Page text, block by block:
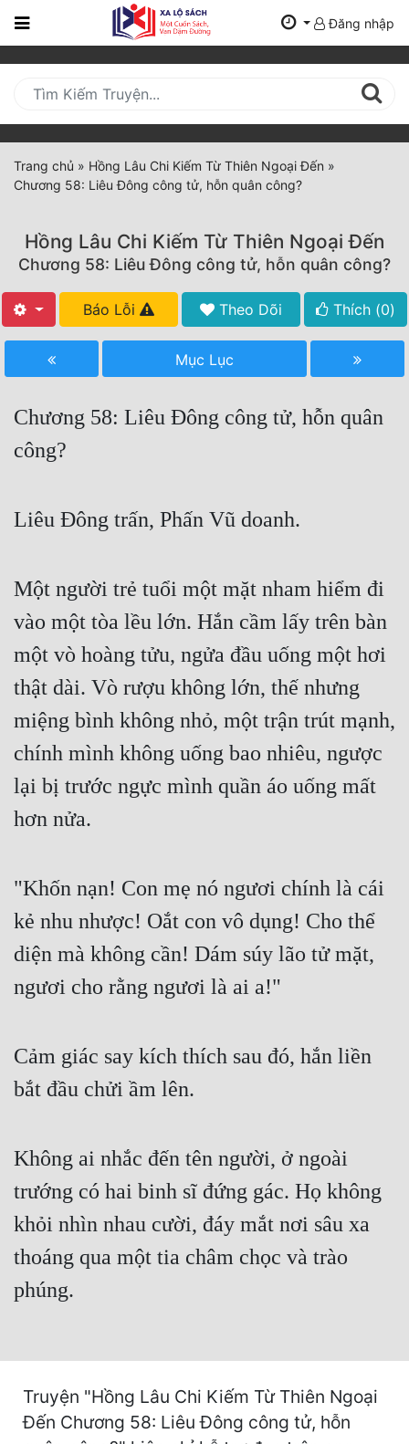
Trang
Mới
Cập
Nhật
(current)
Thể Loại
Tất Cả
Hoàn Thành
Truyện Convert
Truyện Nhập Môn
Truyện ngắn
Xa Lộ Dịch
Cung Đấu
Cạnh Kỹ
Cổ Tiên Hiệp
Cổ Đại
Góc Nhìn Nam
Góc Nhìn Nữ
Huyền Nghi
Huyền Ảo
Hài Hước
Hệ Thống
Học Đường
Kinh Dị
Đăng nhập
Trang chủ » Hồng Lâu Chi Kiếm Từ Thiên Ngoại Đến »
Chương 58: Liêu Đông công tử, hỗn quân công?
Hồng Lâu Chi Kiếm Từ Thiên Ngoại Đến
Chương 58: Liêu Đông công tử, hỗn quân công?
Báo Lỗi Theo Dõi Thích (0)
Mục Lục
Chương 58: Liêu Đông công tử, hỗn quân
công?
Liêu Đông trấn, Phấn Vũ doanh.
Một người trẻ tuổi một mặt nham hiểm đi
vào một tòa lều lớn. Hắn cầm lấy trên bàn
một vò hoàng tửu, ngửa đầu uống một hơi
thật dài. Vò rượu không lớn, thế nhưng
miệng bình không nhỏ, một trận trút mạnh,
chính mình không uống bao nhiêu, ngược
lại bị trước ngực mình quần áo uống mất
hơn nửa.
"Khốn nạn! Con mẹ nó ngươi chính là cái
kẻ nhu nhược! Oắt con vô dụng! Cho thể
diện mà không cần! Dám súy lão tử mặt,
ngươi cho rằng ngươi là ai a!"
Cảm giác say kích thích sau đó, hắn liền
bắt đầu chửi ầm lên.
Không ai nhắc đến tên người, ở ngoài
trướng có hai binh sĩ đứng gác. Họ không
khỏi nhìn nhau cười, đáy mắt nơi sâu xa
thoáng qua một tia châm chọc và trào
phúng.
Truyện "Hồng Lâu Chi Kiếm Từ Thiên Ngoại
Đến Chương 58: Liêu Đông công tử, hỗn